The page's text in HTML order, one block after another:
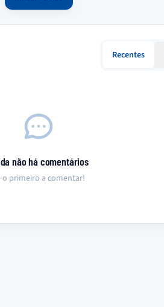
Recentes
não há comentários
o primeiro a comentar!